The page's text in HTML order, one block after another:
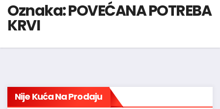
Oznaka:POVEĆANA POTREBA
KRVI
Nije Kuća Na Prodaju